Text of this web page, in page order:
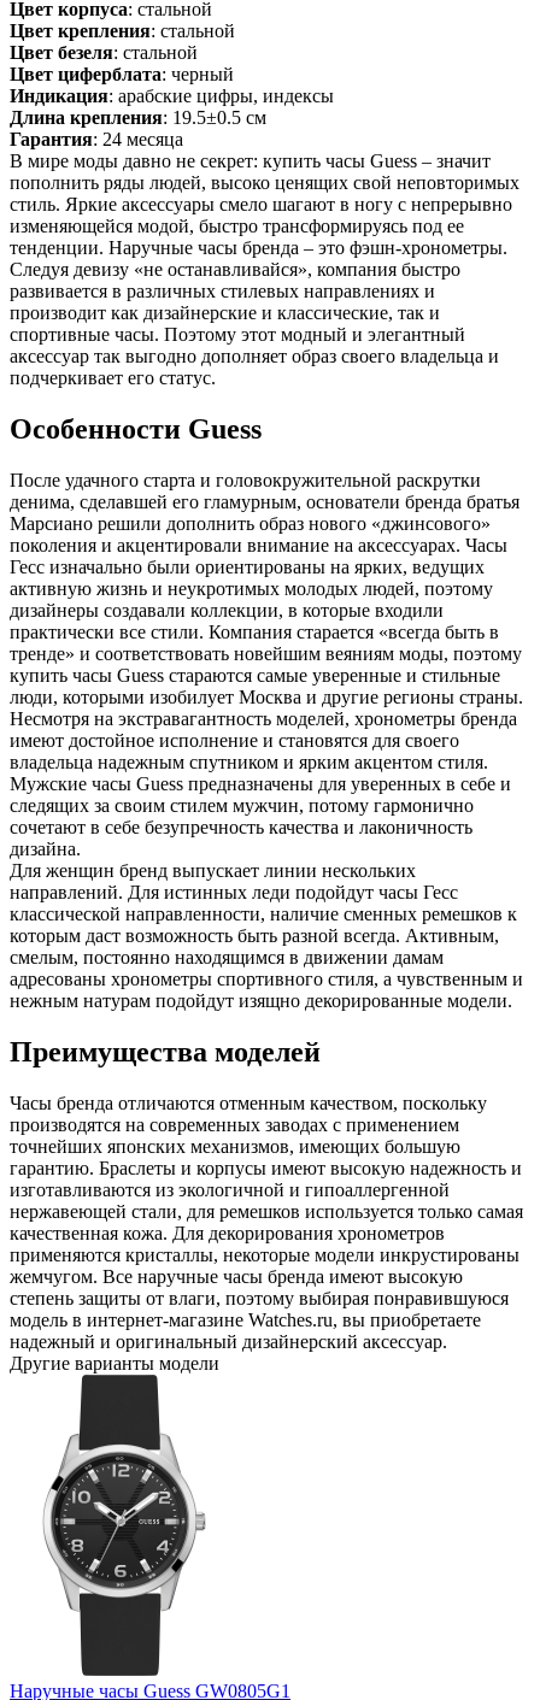
Цвет корпуса: стальной
Цвет крепления: стальной
Цвет безеля: стальной
Цвет циферблата: черный
Индикация: арабские цифры, индексы
Длина крепления: 19.5±0.5 см
Гарантия: 24 месяца
В мире моды давно не секрет: купить часы Guess – значит
пополнить ряды людей, высоко ценящих свой неповторимых
стиль. Яркие аксессуары смело шагают в ногу с непрерывно
изменяющейся модой, быстро трансформируясь под ее
тенденции. Наручные часы бренда – это фэшн-хронометры.
Следуя девизу «не останавливайся», компания быстро
развивается в различных стилевых направлениях и
производит как дизайнерские и классические, так и
спортивные часы. Поэтому этот модный и элегантный
аксессуар так выгодно дополняет образ своего владельца и
подчеркивает его статус.
Особенности Guess
После удачного старта и головокружительной раскрутки
денима, сделавшей его гламурным, основатели бренда братья
Марсиано решили дополнить образ нового «джинсового»
поколения и акцентировали внимание на аксессуарах. Часы
Гесс изначально были ориентированы на ярких, ведущих
активную жизнь и неукротимых молодых людей, поэтому
дизайнеры создавали коллекции, в которые входили
практически все стили. Компания старается «всегда быть в
тренде» и соответствовать новейшим веяниям моды, поэтому
купить часы Guess стараются самые уверенные и стильные
люди, которыми изобилует Москва и другие регионы страны.
Несмотря на экстравагантность моделей, хронометры бренда
имеют достойное исполнение и становятся для своего
владельца надежным спутником и ярким акцентом стиля.
Мужские часы Guess предназначены для уверенных в себе и
следящих за своим стилем мужчин, потому гармонично
сочетают в себе безупречность качества и лаконичность
дизайна.
Для женщин бренд выпускает линии нескольких
направлений. Для истинных леди подойдут часы Гесс
классической направленности, наличие сменных ремешков к
которым даст возможность быть разной всегда. Активным,
смелым, постоянно находящимся в движении дамам
адресованы хронометры спортивного стиля, а чувственным и
нежным натурам подойдут изящно декорированные модели.
Преимущества моделей
Часы бренда отличаются отменным качеством, поскольку
производятся на современных заводах с применением
точнейших японских механизмов, имеющих большую
гарантию. Браслеты и корпусы имеют высокую надежность и
изготавливаются из экологичной и гипоаллергенной
нержавеющей стали, для ремешков используется только самая
качественная кожа. Для декорирования хронометров
применяются кристаллы, некоторые модели инкрустированы
жемчугом. Все наручные часы бренда имеют высокую
степень защиты от влаги, поэтому выбирая понравившуюся
модель в интернет-магазине Watches.ru, вы приобретаете
надежный и оригинальный дизайнерский аксессуар.
Другие варианты модели
Наручные часы Guess GW0805G1